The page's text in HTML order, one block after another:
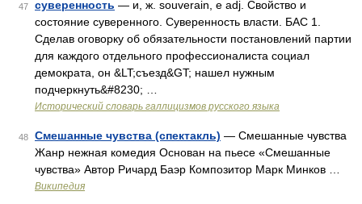
47 суверенность — и, ж. souverain, e adj. Свойство и
состояние суверенного. Суверенность власти. БАС 1.
Сделав оговорку об обязательности постановлений партии
для каждого отдельного профессионалиста социал
демократа, он &LT;съезд&GT; нашел нужным
подчеркнуть&#8230; …
Исторический словарь галлицизмов русского языка
48 Смешанные чувства (спектакль) — Смешанные чувства
Жанр нежная комедия Основан на пьесе «Смешанные
чувства» Автор Ричард Баэр Композитор Марк Минков …
Википедия